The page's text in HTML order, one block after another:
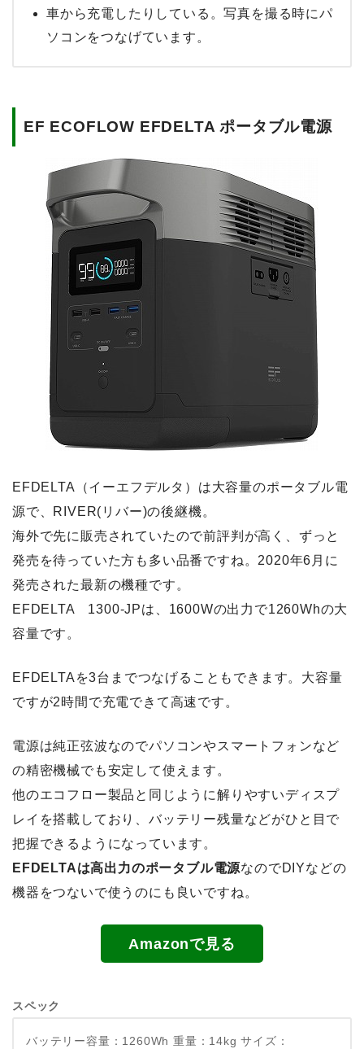
車から充電したりしている。写真を撮る時にパ
ソコンをつなげています。
EF ECOFLOW EFDELTA ポータブル電源
EFDELTA（イーエフデルタ）は大容量のポータブル電
源で、RIVER(リバー)の後継機。
海外で先に販売されていたので前評判が高く、ずっと
発売を待っていた方も多い品番ですね。2020年6月に
発売された最新の機種です。
EFDELTA 1300-JPは、1600Wの出力で1260Whの大
容量です。
EFDELTAを3台までつなげることもできます。大容量
ですが2時間で充電できて高速です。
電源は純正弦波なのでパソコンやスマートフォンなど
の精密機械でも安定して使えます。
他のエコフロー製品と同じように解りやすいディスプ
レイを搭載しており、バッテリー残量などがひと目で
把握できるようになっています。
EFDELTAは高出力のポータブル電源なのでDIYなどの
機器をつないで使うのにも良いですね。
Amazonで見る
スペック
バッテリー容量：1260Wh 重量：14kg サイズ：